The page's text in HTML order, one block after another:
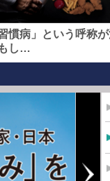
慣病」という呼称
し…